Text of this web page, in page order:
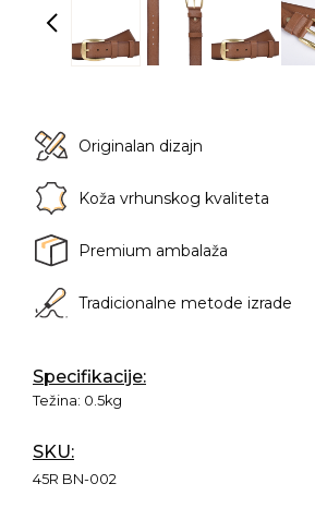
Originalan dizajn
Koža vrhunskog kvaliteta
Premium ambalaža
Tradicionalne metode izrade
Specifikacije:
Težina: 0.5kg
SKU:
45R BN-002